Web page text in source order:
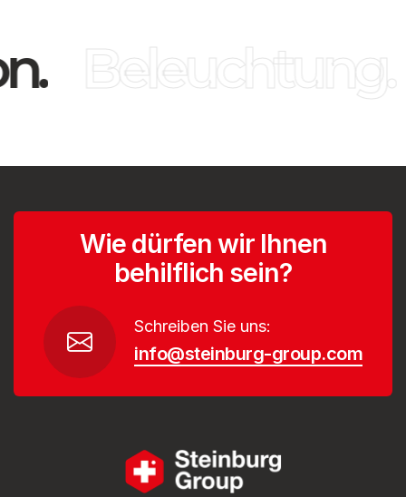
Beleuchtung.
Wie dürfen wir Ihnen
behilflich sein?
Schreiben Sie uns:
info@steinburg-group.com